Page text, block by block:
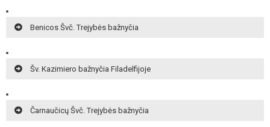
Benicos Švč. Trejybės bažnyčia
Šv. Kazimiero bažnyčia Filadelfijoje
Čarnaučicų Švč. Trejybės bažnyčia